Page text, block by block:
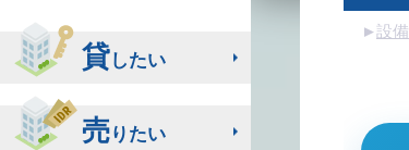
貸したい
売りたい
設備